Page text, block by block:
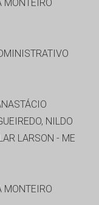
MONTEIRO
NILDO
LARSON - ME
MONTEIRO